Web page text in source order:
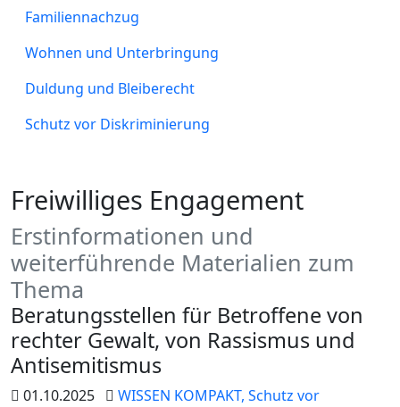
Familiennachzug
Wohnen und Unterbringung
Duldung und Bleiberecht
Schutz vor Diskriminierung
Freiwilliges Engagement
Erstinformationen und
weiterführende Materialien zum
Thema
Beratungsstellen für Betroffene von
rechter Gewalt, von Rassismus und
Antisemitismus
01.10.2025 WISSEN KOMPAKT, Schutz vor